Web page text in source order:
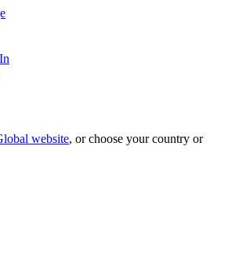
website, or choose your country or